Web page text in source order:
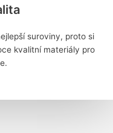
suroviny, proto si
kvalitní materiály pro